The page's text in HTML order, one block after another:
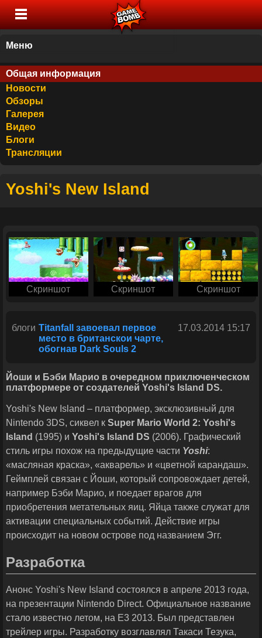
Меню
Общая информация
Новости
Обзоры
Галерея
Видео
Блоги
Трансляции
Yoshi's New Island
Скриншот Скриншот Скриншот
блоги Titanfall завоевал первое
место в британскои чарте,
обогнав Dark Souls 2
17.03.2014 15:17
Йоши и Бэби Марио в очередном приключенческом
платформере от создателей Yoshi's Island DS.
Yoshi's New Island – платформер, эксклюзивный для
Nintendo 3DS, сиквел к Super Mario World 2: Yoshi's
Island (1995) и Yoshi's Island DS (2006). Графический
стиль игры похож на предыдущие части Yoshi:
«масляная краска», «акварель» и «цветной карандаш».
Геймплей связан с Йоши, который сопровождает детей,
например Бэби Марио, и поедает врагов для
приобретения метательных яиц. Яйца также служат для
активации специальных событий. Действие игры
происходит на новом острове под названием Эгг.
Разработка
Анонс Yoshi's New Island состоялся в апреле 2013 года,
на презентации Nintendo Direct. Официальное название
стало известно летом, на E3 2013. Был представлен
трейлер игры. Разработку возглавлял Такаси Тезука,